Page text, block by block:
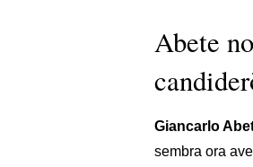
Abete
Giancarlo
sembra ora